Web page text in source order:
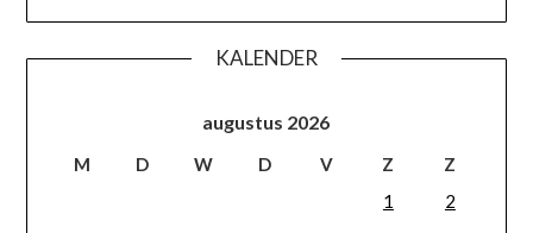
KALENDER
augustus 2026
M D W D V Z
Z
1
2